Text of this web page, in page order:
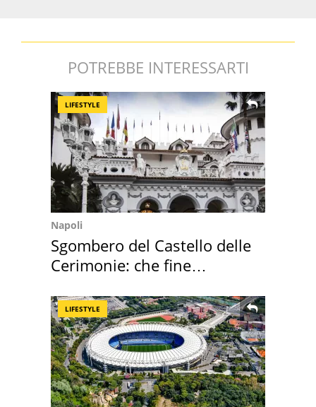
POTREBBE INTERESSARTI
LIFESTYLE
Napoli
Sgombero del Castello delle
Cerimonie: che fine
LIFESTYLE